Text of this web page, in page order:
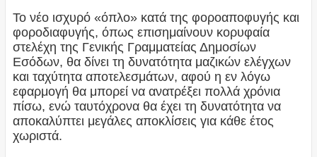
Το νέο ισχυρό «όπλο» κατά της φοροαποφυγής και
φοροδιαφυγής, όπως επισημαίνουν κορυφαία
στελέχη της Γενικής Γραμματείας Δημοσίων
Εσόδων, θα δίνει τη δυνατότητα μαζικών ελέγχων
και ταχύτητα αποτελεσμάτων, αφού η εν λόγω
εφαρμογή θα μπορεί να ανατρέξει πολλά χρόνια
πίσω, ενώ ταυτόχρονα θα έχει τη δυνατότητα να
αποκαλύπτει μεγάλες αποκλίσεις για κάθε έτος
χωριστά.